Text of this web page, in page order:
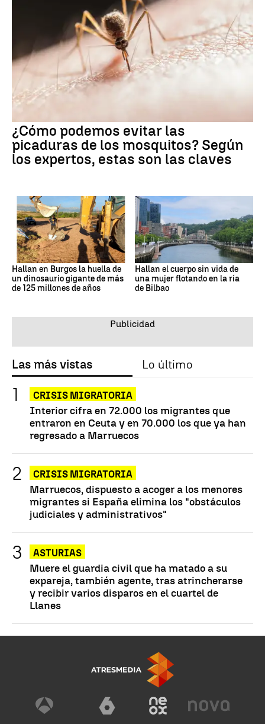
¿Cómo podemos evitar las
picaduras de los mosquitos? Según
los expertos, estas son las claves
Hallan en Burgos la huella de
un dinosaurio gigante de más
de 125 millones de años
Hallan el cuerpo sin vida de
una mujer flotando en la ría
de Bilbao
Las más vistas Lo último
CRISIS MIGRATORIA
Interior cifra en 72.000 los migrantes que
entraron en Ceuta y en 70.000 los que ya han
regresado a Marruecos
CRISIS MIGRATORIA
Marruecos, dispuesto a acoger a los menores
migrantes si España elimina los "obstáculos
judiciales y administrativos"
ASTURIAS
Muere el guardia civil que ha matado a su
expareja, también agente, tras atrincherarse
y recibir varios disparos en el cuartel de
Llanes